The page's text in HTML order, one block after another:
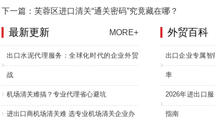
下一篇：芙蓉区进口清关“通关密码”究竟藏在哪？
最新更新 MORE+
出口水泥代理服务：全球化时代的企业外贸
战
机场清关难搞？专业代理省心避坑
进出口商机场清关难 选专业机场清关企业办
外贸百科
出口企业专属
率
2026年进出口
指南